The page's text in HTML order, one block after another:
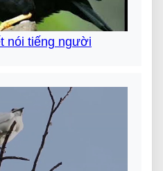
nói tiếng người